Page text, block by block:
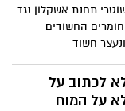
תחנת אשקלון נגד
החשודים
חשוד
לכתוב על
על המוח